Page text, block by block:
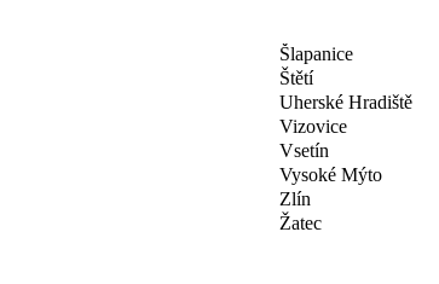
Šlapanice
Štětí
Uherské Hradiště
Vizovice
Vsetín
Vysoké Mýto
Zlín
Žatec